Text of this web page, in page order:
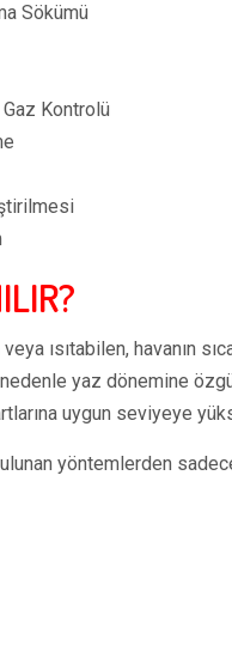
Sökümü
Kontrolü
ısıtabilen, havanın
yaz dönemine
uygun seviyeye
yöntemlerden